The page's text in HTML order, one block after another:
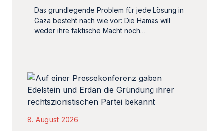
Das grundlegende Problem für jede Lösung in
Gaza besteht nach wie vor: Die Hamas will
weder ihre faktische Macht noch…
8. August 2026